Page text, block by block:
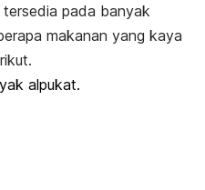
pada banyak
makanan yang kaya
alpukat.